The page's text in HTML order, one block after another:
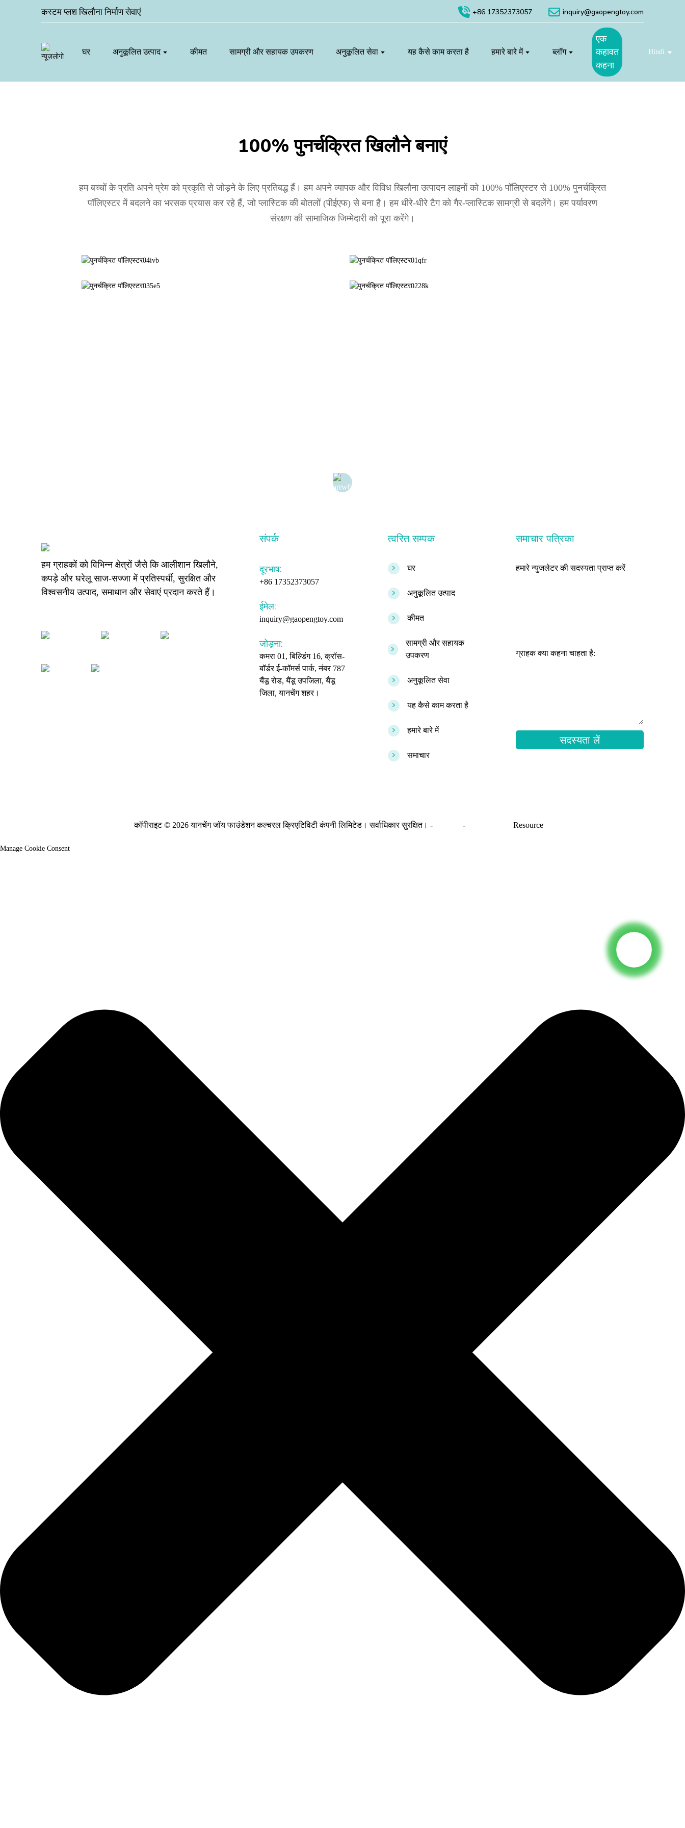
कस्टम प्लश खिलौना निर्माण सेवाएं +86 17352373057 inquiry@gaopengtoy.com
घर अनुकूलित उत्पाद कीमत सामग्री और सहायक उपकरण अनुकूलित सेवा यह कैसे काम करता है हमारे बारे में ब्लॉग
एक
कहावत
कहना
Hindi
100% पुनर्चक्रित खिलौने बनाएं
हम बच्चों के प्रति अपने प्रेम को प्रकृति से जोड़ने के लिए प्रतिबद्ध हैं। हम अपने व्यापक और विविध खिलौना उत्पादन लाइनों को 100% पॉलिएस्टर से 100% पुनर्चक्रित
पॉलिएस्टर में बदलने का भरसक प्रयास कर रहे हैं, जो प्लास्टिक की बोतलों (पीईएफ) से बना है। हम धीरे-धीरे टैग को गैर-प्लास्टिक सामग्री से बदलेंगे। हम पर्यावरण
संरक्षण की सामाजिक जिम्मेदारी को पूरा करेंगे।
हम ग्राहकों को विभिन्न क्षेत्रों जैसे कि आलीशान खिलौने,
कपड़े और घरेलू साज-सज्जा में प्रतिस्पर्धी, सुरक्षित और
विश्वसनीय उत्पाद, समाधान और सेवाएं प्रदान करते हैं।
संपर्क
दूरभाष:
+86 17352373057
ईमेल:
inquiry@gaopengtoy.com
जोड़ना:
कमरा 01, बिल्डिंग 16, क्रॉस-
बॉर्डर ई-कॉमर्स पार्क, नंबर 787
यैंडू रोड, यैंडू उपजिला, यैंडू
जिला, यानचेंग शहर।
त्वरित सम्पक
> घर
> अनुकूलित उत्पाद
> कीमत
>
सामग्री और सहायक
उपकरण
> अनुकूलित सेवा
> यह कैसे काम करता है
> हमारे बारे में
> समाचार
समाचार पत्रिका
हमारे न्युजलेटर की सदस्यता प्राप्त करें
ग्राहक क्या कहना चाहता है:
सदस्यता लें
कॉपीराइट © 2026 यानचेंग जॉय फाउंडेशन कल्चरल क्रिएटिविटी कंपनी लिमिटेड। सर्वाधिकार सुरक्षित। - - Resource
Manage Cookie Consent